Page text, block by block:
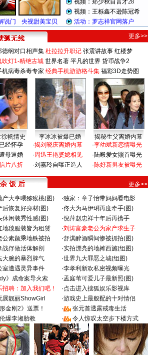
更多>>
德纲对口相声集 杜拉拉升职记 张震讲故事 红楼梦
吹灯1-精绝古城 世界名著 平凡的世界 货币战争2
机病毒杀毒专家 经典手机游游格斗集 福彩3D走势图
帆情史 李冰冰被爆已婚
揭秘生父离婚内幕
经怀孕
母逼婚
片八折
·揭刘晓庆离婚内幕
·周迅王艳婆媳相见
·刘嘉玲自曝正造人
·李幼斌新恋情曝光
·陆毅爱女照首曝光
·陈好新男友被曝光
饭 后
更多>>
产大亨喂猕猴桃(图) ·独家：章子怡带妈妈看电影
后恢复好身材(图) ·佟大为马伊琍再度牵手(图)
休闲装秀性感(图) ·倪萍赵忠祥十年后再携手
地毯服装皆为租赁 ·刘涛富豪老公为家产求生子
公素颜乘地铁被拍 ·舒淇醉酒瞬间惨被抓拍(图)
战俘做活体解剖 ·实拍漂亮的地摊西施(组图)
大腕的暴烈脾气 ·世界九大罪恶之城(组图)
室遭遇灵异事件 ·李孝利新欢私密视频曝光
》成命案导火索 ·孟庭苇可爱儿子最新照(图)
招聘：加入我们吧！ ·点击进入搜狐娱乐影视库
展靓丽ShowGirl ·游戏史上最般配的十对情侣
形金刚2》送票！ ·
张元首透露戒毒生活
爆李湘胎教 · 令人惊叹太空步下楼方式